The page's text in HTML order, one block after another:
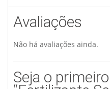
Avaliações
Não há avaliações ainda.
Seja o